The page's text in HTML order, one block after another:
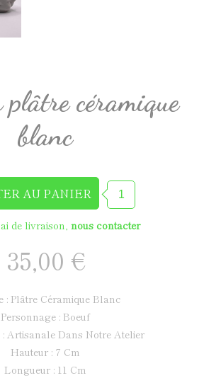
plâtre céramique
blanc
de livraison, nous contacter
35,00 €
: Plâtre Céramique Blanc
Personnage : Boeuf
Artisanale Dans Notre Atelier
Hauteur : 7 Cm
Longueur : 11 Cm